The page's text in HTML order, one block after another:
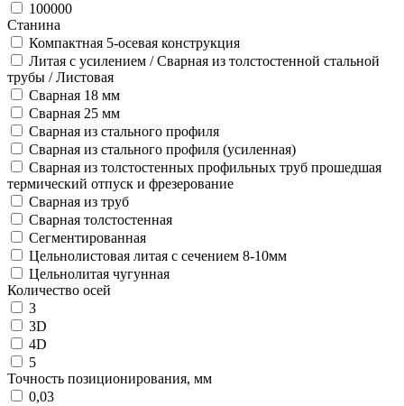
100000
Станина
Компактная 5-осевая конструкция
Литая с усилением / Сварная из толстостенной стальной
трубы / Листовая
Сварная 18 мм
Сварная 25 мм
Сварная из стального профиля
Сварная из стального профиля (усиленная)
Сварная из толстостенных профильных труб прошедшая
термический отпуск и фрезерование
Сварная из труб
Сварная толстостенная
Сегментированная
Цельнолистовая литая с сечением 8-10мм
Цельнолитая чугунная
Количество осей
3
3D
4D
5
Точность позиционирования, мм
0,03